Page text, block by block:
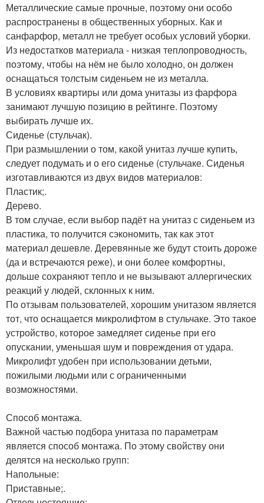
Металлические самые прочные, поэтому они особо
распространены в общественных уборных. Как и
санфарфор, металл не требует особых условий уборки.
Из недостатков материала - низкая теплопроводность,
поэтому, чтобы на нём не было холодно, он должен
оснащаться толстым сиденьем не из металла.
В условиях квартиры или дома унитазы из фарфора
занимают лучшую позицию в рейтинге. Поэтому
выбирать лучше их.
Сиденье (стульчак).
При размышлении о том, какой унитаз лучше купить,
следует подумать и о его сиденье (стульчаке. Сиденья
изготавливаются из двух видов материалов:
Пластик;.
Дерево.
В том случае, если выбор падёт на унитаз с сиденьем из
пластика, то получится сэкономить, так как этот
материал дешевле. Деревянные же будут стоить дороже
(да и встречаются реже), и они более комфортны,
дольше сохраняют тепло и не вызывают аллергических
реакций у людей, склонных к ним.
По отзывам пользователей, хорошим унитазом является
тот, что оснащается микролифтом в стульчаке. Это такое
устройство, которое замедляет сиденье при его
опускании, уменьшая шум и повреждения от удара.
Микролифт удобен при использовании детьми,
пожилыми людьми или с ограниченными
возможностями.
Способ монтажа.
Важной частью подбора унитаза по параметрам
является способ монтажа. По этому свойству они
делятся на несколько групп:
Напольные:
Приставные;.